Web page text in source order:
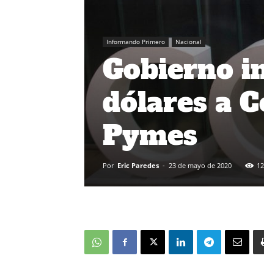
Informando Primero Nacional
Gobierno
dólares a
Pymes
Por Eric Paredes - 23 de mayo de 2020